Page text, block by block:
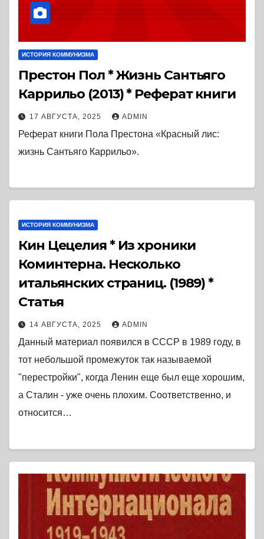
ИСТОРИЯ КОММУНИЗМА
Престон Пол * Жизнь Сантьяго
Каррильо (2013) * Реферат книги
17 АВГУСТА, 2025 ADMIN
Реферат книги Пола Престона «Красный лис:
жизнь Сантьяго Каррильо».
ИСТОРИЯ КОММУНИЗМА
Кин Цецелия * Из хроники
Коминтерна. Несколько
итальянских страниц. (1989) *
Статья
14 АВГУСТА, 2025 ADMIN
Данный материал появился в СССР в 1989 году, в
тот небольшой промежуток так называемой
"перестройки", когда Ленин еще был еще хорошим,
а Сталин - уже очень плохим. Соответственно, и
относится…